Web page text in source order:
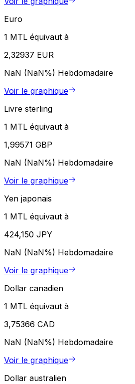
Euro
1 MTL équivaut à
2,32937 EUR
NaN (NaN%) Hebdomadaire
Voir le graphique
Livre sterling
1 MTL équivaut à
1,99571 GBP
NaN (NaN%) Hebdomadaire
Voir le graphique
Yen japonais
1 MTL équivaut à
424,150 JPY
NaN (NaN%) Hebdomadaire
Voir le graphique
Dollar canadien
1 MTL équivaut à
3,75366 CAD
NaN (NaN%) Hebdomadaire
Voir le graphique
Dollar australien